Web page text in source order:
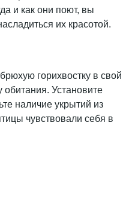
и как они поют, вы
их красотой.
горихвостку в свой
Установите
наличие укрытий из
чувствовали себя в